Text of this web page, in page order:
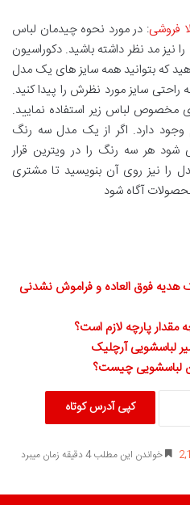
فروشی: در مورد نحوه چیدمان لباس
نیز مد نظر داشته باشید. دكوراسيون
که بتوانید همه سایز های یک مدل
راحتی سایز مورد نظرش را پیدا کنید.
مخصوص لباس زیر استفاده نمایید.
دارد. اگر از یک مدل سه رنگ
هر سه رنگ را در ویترین قرار
نیز روی آن بنویسید تا مشتری
آگاه شود
فوق العاده و فراموش نشدنی
پارچه لازم است؟
لباسشویی آرچلیک
لباسشویی چیست؟
کپی آدرس کوتاه
خواندن این مطلب 4 دقیقه زمان میبرد